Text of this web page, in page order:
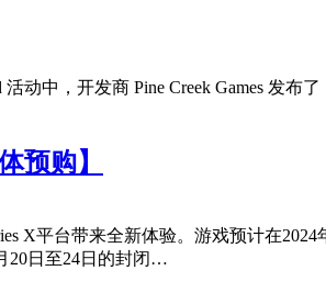
动中，开发商 Pine Creek Games 发布
预购】
X平台带来全新体验。游戏预计在
20日至24日的封闭…